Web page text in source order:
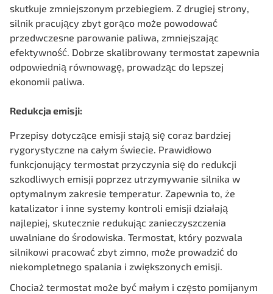
skutkuje zmniejszonym przebiegiem. Z drugiej strony,
silnik pracujący zbyt gorąco może powodować
przedwczesne parowanie paliwa, zmniejszając
efektywność. Dobrze skalibrowany termostat zapewnia
odpowiednią równowagę, prowadząc do lepszej
ekonomii paliwa.
Redukcja emisji:
Przepisy dotyczące emisji stają się coraz bardziej
rygorystyczne na całym świecie. Prawidłowo
funkcjonujący termostat przyczynia się do redukcji
szkodliwych emisji poprzez utrzymywanie silnika w
optymalnym zakresie temperatur. Zapewnia to, że
katalizator i inne systemy kontroli emisji działają
najlepiej, skutecznie redukując zanieczyszczenia
uwalniane do środowiska. Termostat, który pozwala
silnikowi pracować zbyt zimno, może prowadzić do
niekompletnego spalania i zwiększonych emisji.
Chociaż termostat może być małym i często pomijanym